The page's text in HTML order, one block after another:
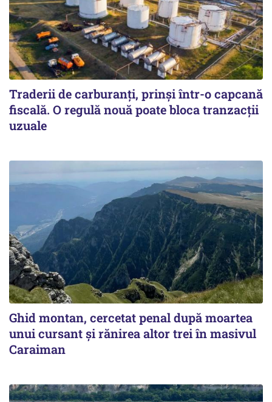
Traderii de carburanți, prinși într-o capcană
fiscală. O regulă nouă poate bloca tranzacții
uzuale
Ghid montan, cercetat penal după moartea
unui cursant și rănirea altor trei în masivul
Caraiman